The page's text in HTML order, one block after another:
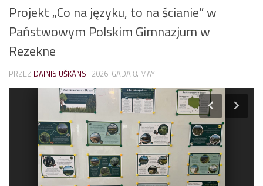
Projekt „Co na języku, to na ścianie” w
Państwowym Polskim Gimnazjum w
Rezekne
PRZEZ DAINIS UŠKĀNS · 2026. GADA 8. MAY